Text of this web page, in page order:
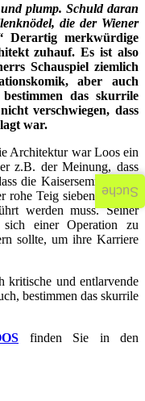
plump. Schuld daran
die der Wiener
Derartig merkwürdige
zuhauf. Es ist also
Schauspiel ziemlich
aber auch
das skurrile
verschwiegen, dass
war.
Architektur war Loos ein
z.B. der Meinung, dass
die Kaisersemmel dem
rohe Teig sieben bis acht
werden muss. Seiner
einer Operation zu
sollte, um ihre Karriere
kritische und entlarvende
bestimmen das skurrile
finden Sie in den
Suche